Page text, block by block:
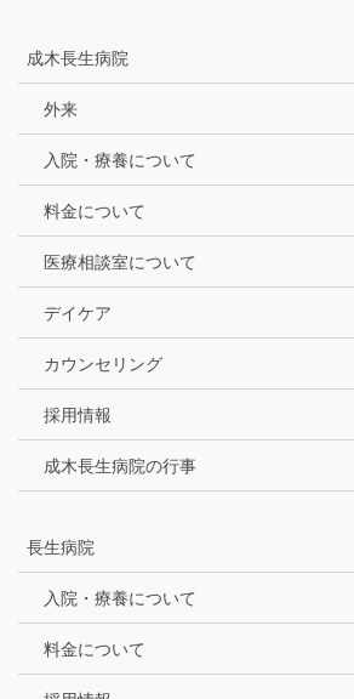
成木長生病院
外来
入院・療養について
料金について
医療相談室について
デイケア
カウンセリング
採用情報
成木長生病院の行事
長生病院
入院・療養について
料金について